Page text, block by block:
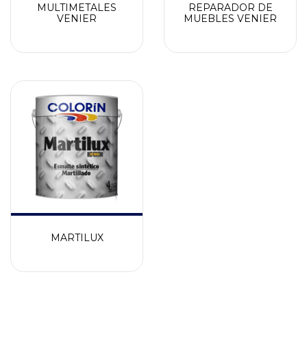
MULTIMETALES
VENIER
REPARADOR DE
MUEBLES VENIER
MARTILUX